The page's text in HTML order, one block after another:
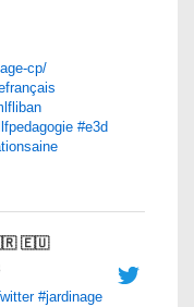
cp/
#e3d
🇫🇷 🇪🇺
#jardinage